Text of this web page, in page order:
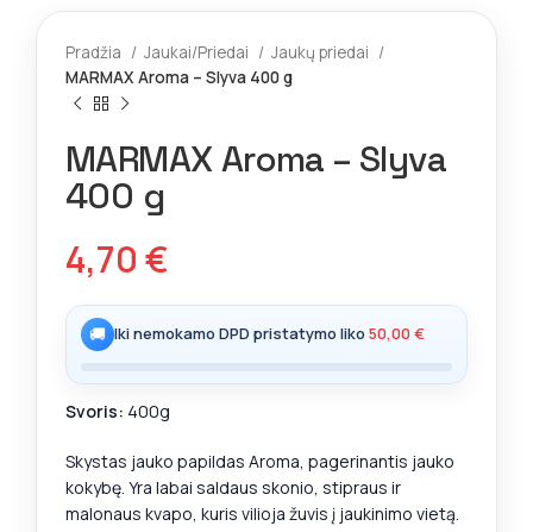
Pradžia Jaukai/Priedai
Jaukų priedai
MARMAX Aroma – Slyva 400 g
MARMAX Aroma – Slyva
400 g
4,70€
🚚 Iki nemokamo DPD pristatymo liko 50,00€
Svoris: 400g
Skystas jauko papildas Aroma, pagerinantis jauko
kokybę. Yra labai saldaus skonio, stipraus ir
malonaus kvapo, kuris vilioja žuvis į jaukinimo vietą.